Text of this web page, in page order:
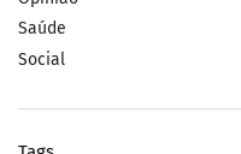
Saúde
Social